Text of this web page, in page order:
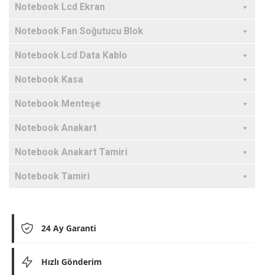
Notebook Lcd Ekran
Notebook Fan Soğutucu Blok
Notebook Lcd Data Kablo
Notebook Kasa
Notebook Menteşe
Notebook Anakart
Notebook Anakart Tamiri
Notebook Tamiri
24 Ay Garanti
Hızlı Gönderim